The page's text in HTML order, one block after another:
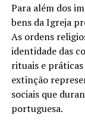
Para além dos
bens da Igreja
As ordens
identidade das
rituais e
extinção
sociais que
portuguesa.